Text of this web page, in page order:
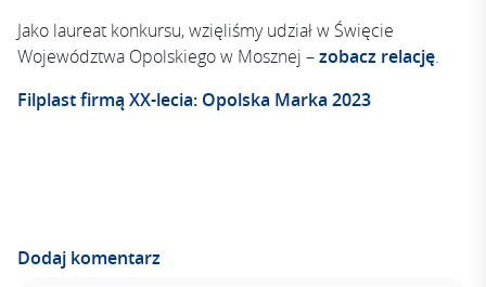
Jako laureat konkursu, wzięliśmy udział w Święcie
Województwa Opolskiego w Mosznej –zobacz relację.
Filplast firmą XX-lecia: Opolska Marka 2023
Dodaj komentarz